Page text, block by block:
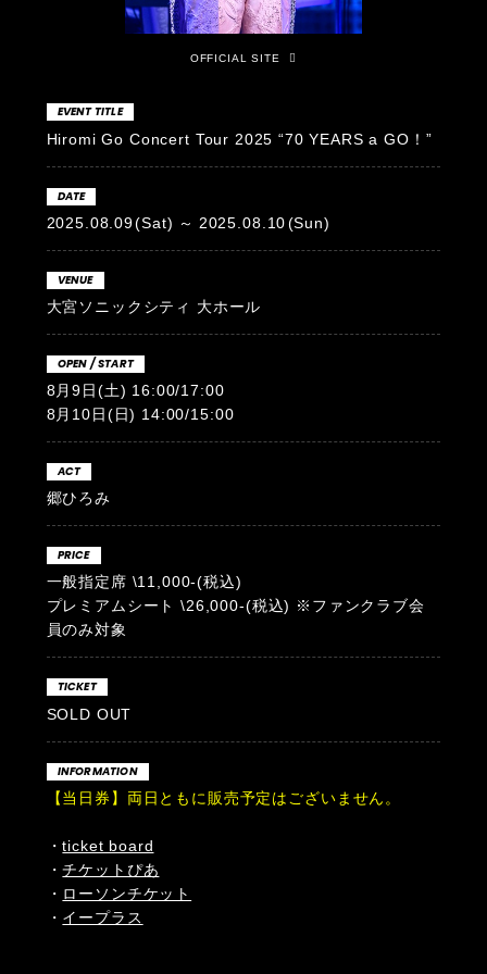
OFFICIAL SITE
EVENT TITLE
Hiromi Go Concert Tour 2025 “70 YEARS a GO！”
DATE
2025.08.09(Sat) 2025.08.10(Sun)
VENUE
大宮ソニックシティ 大ホール
OPEN / START
8月9日(土) 16:00/17:00
8月10日(日) 14:00/15:00
ACT
郷ひろみ
PRICE
一般指定席 \11,000-(税込)
プレミアムシート \26,000-(税込) ※ファンクラブ会
員のみ対象
TICKET
SOLD OUT
INFORMATION
【当日券】両日ともに販売予定はございません。
・ticket board
・チケットぴあ
・ ローソンチケット
・ イープラス